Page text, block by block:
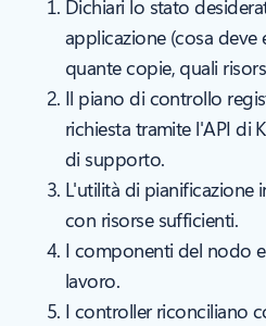
Dichiari lo stato
applicazione (cosa deve
quante copie, quali
Il piano di controllo
richiesta tramite l'API di
di supporto.
L'utilità di pianificazione
con risorse sufficienti.
I componenti del nodo
lavoro.
I controller riconciliano